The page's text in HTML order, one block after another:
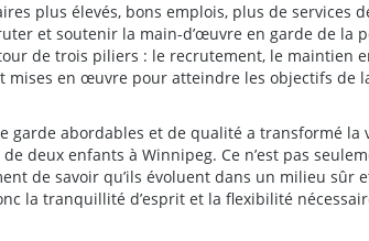
plus élevés, bons emplois, plus de services
et soutenir la main-d’œuvre en garde de la
de trois piliers : le recrutement, le maintien
mises en œuvre pour atteindre les objectifs de
garde abordables et de qualité a transformé
deux enfants à Winnipeg. Ce n’est pas
de savoir qu’ils évoluent dans un milieu sûr
la tranquillité d’esprit et la flexibilité